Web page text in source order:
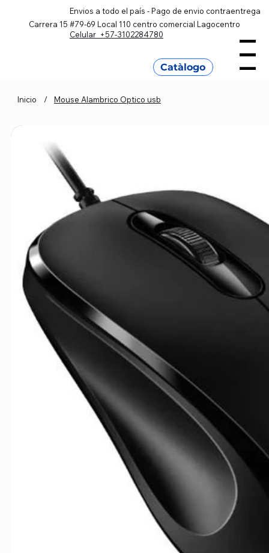
Envios a todo el país - Pago de envio contraentrega
Menu
Carrera 15 #79-69 Local 110 centro comercial Lagocentro
Celular +57-3102284780
Catàlogo
Inicio / Mouse Alambrico Optico usb